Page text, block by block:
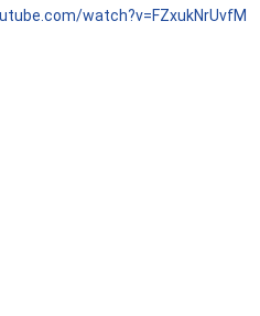
watch?v=FZxukNrUvfM